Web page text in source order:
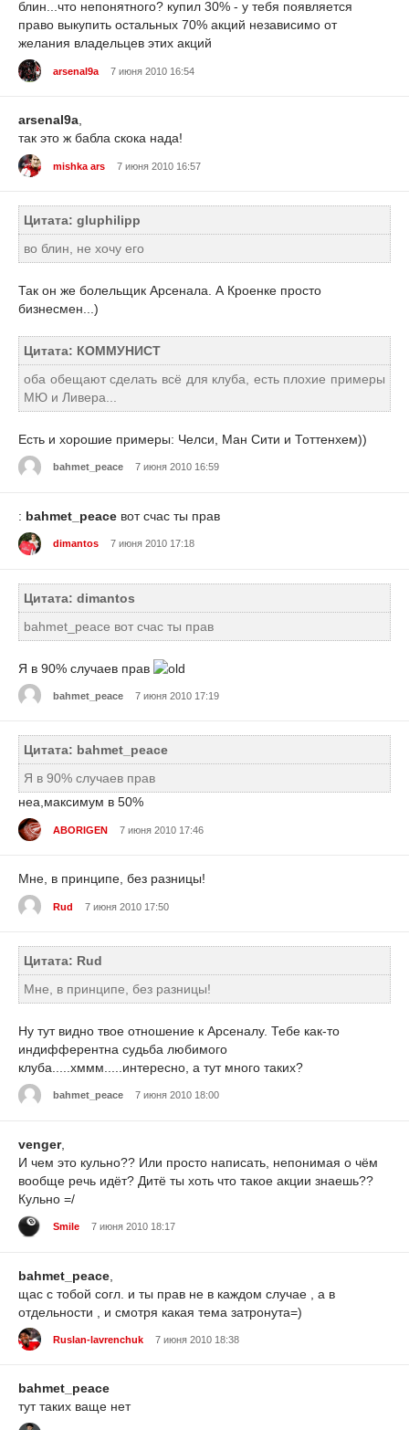
блин...что непонятного? купил 30% - у тебя появляется
право выкупить остальных 70% акций независимо от
желания владельцев этих акций
arsenal9a 7 июня 2010 16:54
arsenal9a,
так это ж бабла скока нада!
mishka ars 7 июня 2010 16:57
Цитата: gluphilipp
во блин, не хочу его
Так он же болельщик Арсенала. А Кроенке просто
бизнесмен...)
Цитата: КОММУНИСТ
оба обещают сделать всё для клуба, есть плохие примеры
МЮ и Ливера...
Есть и хорошие примеры: Челси, Ман Сити и Тоттенхем))
bahmet_peace 7 июня 2010 16:59
: bahmet_peace вот счас ты прав
dimantos 7 июня 2010 17:18
Цитата: dimantos
bahmet_peace вот счас ты прав
Я в 90% случаев прав
bahmet_peace 7 июня 2010 17:19
Цитата: bahmet_peace
Я в 90% случаев прав
неа,максимум в 50%
ABORIGEN 7 июня 2010 17:46
Мне, в принципе, без разницы!
Rud 7 июня 2010 17:50
Цитата: Rud
Мне, в принципе, без разницы!
Ну тут видно твое отношение к Арсеналу. Тебе как-то
индифферентна судьба любимого
клуба.....хммм.....интересно, а тут много таких?
bahmet_peace 7 июня 2010 18:00
venger,
И чем это кульно?? Или просто написать, непонимая о чём
вообще речь идёт? Дитё ты хоть что такое акции знаешь??
Кульно =/
Smile 7 июня 2010 18:17
bahmet_peace
щас с тобой согл. и ты прав не в каждом случае , а в
отдельности , и смотря какая тема затронута=)
Ruslan-lavrenchuk 7 июня 2010 18:38
bahmet_peace
тут таких ваще нет